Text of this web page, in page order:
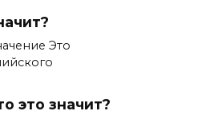
Это
это значит?